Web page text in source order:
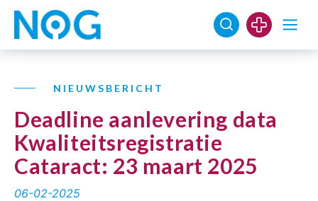
NIEUWSBERICHT
Deadline aanlevering data
Kwaliteitsregistratie
Cataract: 23 maart 2025
06-02-2025